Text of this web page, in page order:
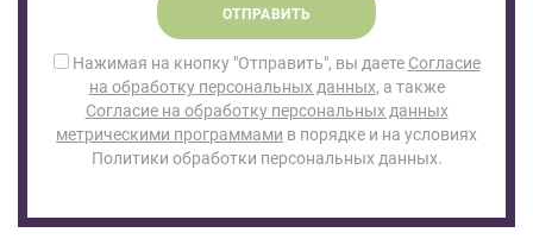
ОТПРАВИТЬ
Нажимая на кнопку "Отправить", вы даете Согласие
на обработку персональных данных, а также
Согласие на обработку персональных данных
метрическими программами в порядке и на условиях
Политики обработки персональных данных.